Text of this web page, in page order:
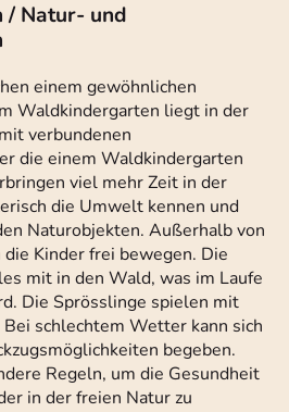
Natur- und
einem gewöhnlichen
Waldkindergarten liegt in der
verbundenen
die einem Waldkindergarten
viel mehr Zeit in der
die Umwelt kennen und
Naturobjekten. Außerhalb von
die Kinder frei bewegen. Die
mit in den Wald, was im Laufe
Die Sprösslinge spielen mit
schlechtem Wetter kann sich
begeben.
Regeln, um die Gesundheit
in der freien Natur zu